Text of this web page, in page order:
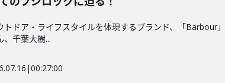
トドア・ライフスタイルを体現するブランド、「
、千葉大樹...
|00:27:00